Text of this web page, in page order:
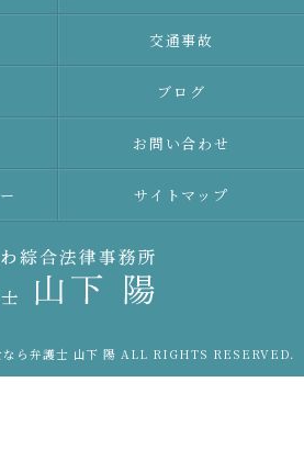
交通事故
ブログ
お問い合わせ
サイトマップ
ら弁護士 山下 陽 ALL RIGHTS RESERVED.